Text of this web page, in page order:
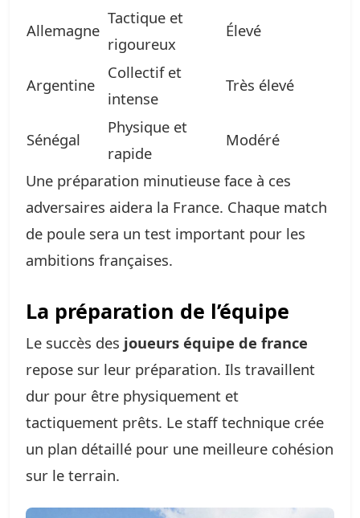
Allemagne
Tactique et
rigoureux
Élevé
Argentine
Collectif et
intense
Très élevé
Sénégal
Physique et
rapide
Modéré
Une préparation minutieuse face à ces
adversaires aidera la France. Chaque match
de poule sera un test important pour les
ambitions françaises.
La préparation de l’équipe
Le succès des joueurs équipe de france
repose sur leur préparation. Ils travaillent
dur pour être physiquement et
tactiquement prêts. Le staff technique crée
un plan détaillé pour une meilleure cohésion
sur le terrain.